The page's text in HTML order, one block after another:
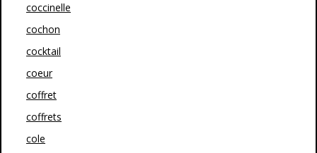
coccinelle
cochon
cocktail
coeur
coffret
coffrets
cole